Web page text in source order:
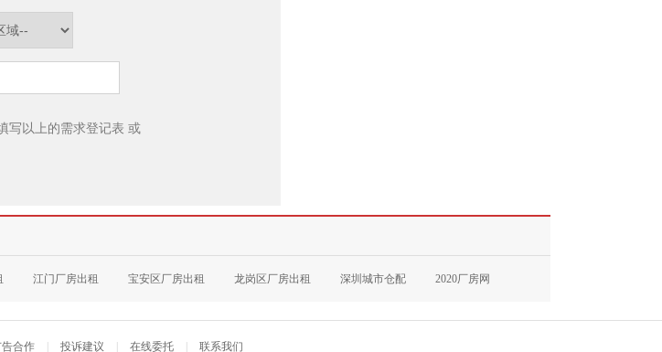
写以上的需求登记表 或
江门厂房出租 宝安区厂房出租 龙岗区厂房出租 深圳城市仓配 2020厂房网
告合作 投诉建议 在线委托 联系我们